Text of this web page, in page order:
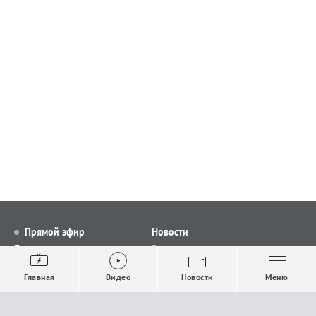
Прямой эфир
Видео
Выпуски новостей
Проекты
Новости
Все новости
Общество
Строительство и ЖКХ
Главная Видео Новости Меню